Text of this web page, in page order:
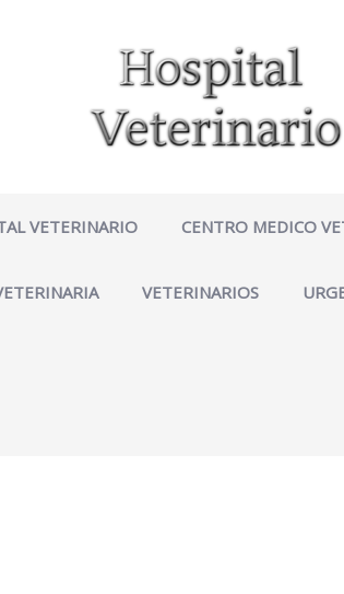
VETERINARIO CENTRO MEDICO
VETERINARIOS